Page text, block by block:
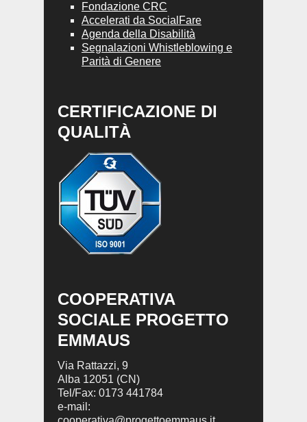
Fondazione CRC
Accelerati da SocialFare
Agenda della Disabilità
Segnalazioni Whistleblowing e
Parità di Genere
CERTIFICAZIONE DI
QUALITÀ
COOPERATIVA
SOCIALE PROGETTO
EMMAUS
Via Rattazzi, 9
Alba 12051 (CN)
Tel/Fax: 0173 441784
e-mail: